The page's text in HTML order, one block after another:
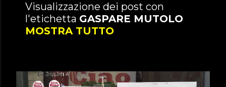
Visualizzazione dei post con
l'etichetta GASPARE MUTOLO
MOSTRA TUTTO